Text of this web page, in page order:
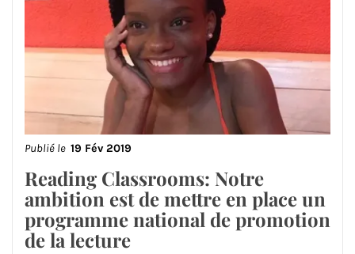
Publié le 19 Fév 2019
Reading Classrooms: Notre
ambition est de mettre en place un
programme national de promotion
de la lecture